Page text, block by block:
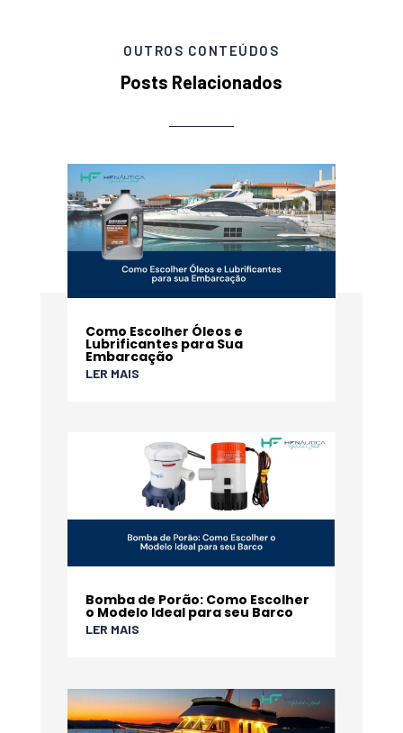
OUTROS CONTEÚDOS
Posts Relacionados
Como Escolher Óleos e
Lubrificantes para Sua
Embarcação
LER MAIS
Bomba de Porão: Como Escolher
o Modelo Ideal para seu Barco
LER MAIS